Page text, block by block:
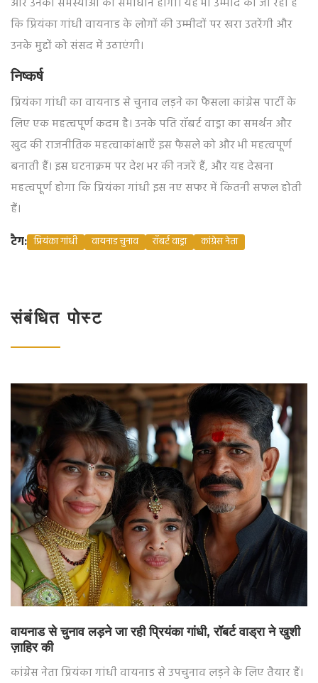
और उनकी समस्याओं का समाधान होगा। यह भी उम्मीद की जा रही है
कि प्रियंका गांधी वायनाड के लोगों की उम्मीदों पर खरा उतरेंगी और
उनके मुद्दों को संसद में उठाएंगी।
निष्कर्ष
प्रियंका गांधी का वायनाड से चुनाव लड़ने का फैसला कांग्रेस पार्टी के
लिए एक महत्वपूर्ण कदम है। उनके पति रॉबर्ट वाड्रा का समर्थन और
खुद की राजनीतिक महत्वाकांक्षाएँ इस फैसले को और भी महत्वपूर्ण
बनाती हैं। इस घटनाक्रम पर देश भर की नजरें हैं, और यह देखना
महत्वपूर्ण होगा कि प्रियंका गांधी इस नए सफर में कितनी सफल होती
हैं।
टैग: प्रियंका गांधी वायनाड चुनाव रॉबर्ट वाड्रा कांग्रेस नेता
संबंधित पोस्ट
वायनाड से चुनाव लड़ने जा रही प्रियंका गांधी, रॉबर्ट वाड्रा ने खुशी
ज़ाहिर की
कांग्रेस नेता प्रियंका गांधी वायनाड से उपचुनाव लड़ने के लिए तैयार हैं।